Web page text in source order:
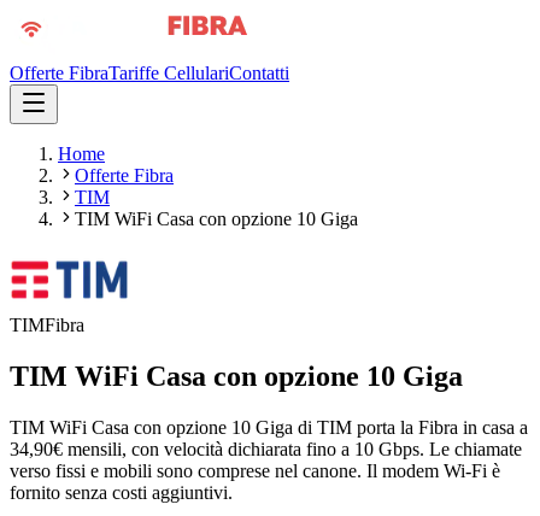
Offerte FibraTariffe CellulariContatti
Home
Offerte Fibra
TIM
TIM WiFi Casa con opzione 10 Giga
TIMFibra
TIM WiFi Casa con opzione 10 Giga
TIM WiFi Casa con opzione 10 Giga di TIM porta la Fibra in casa a
34,90€ mensili, con velocità dichiarata fino a 10 Gbps. Le chiamate
verso fissi e mobili sono comprese nel canone. Il modem Wi-Fi è
fornito senza costi aggiuntivi.